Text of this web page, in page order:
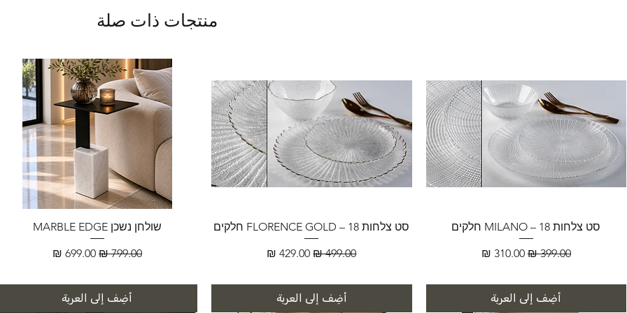
منتجات ذات صلة
סט צלחות MILANO – 18 חלקים
سعر عادي‏399.00 ₪ سعر البيع‏310.00 ₪
أضِف إلى العربة
סט צלחות FLORENCE GOLD – 18 חלקים
سعر عادي‏499.00 ₪ سعر البيع
أضِف إلى العربة
שולחן נשכן MARBLE EDGE
سعر عادي‏799.00 ₪ سعر البيع‏699.00 ₪
أضِف إلى العربة